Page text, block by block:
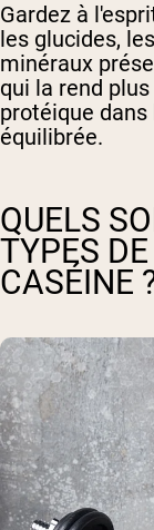
Gardez à
les glucides,
minéraux
qui la rend
protéique
équilibrée.
QUELS
TYPES
CASÉINE